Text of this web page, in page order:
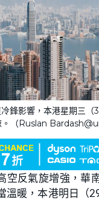
鋒影響，本港星期三（
（Ruslan
空反氣旋增強，華
溫暖，本港明日（